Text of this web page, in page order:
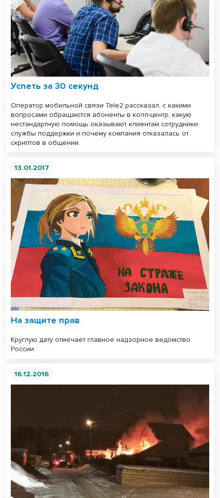
Успеть за 30 секунд
Оператор мобильной связи Tele2 рассказал, с какими
вопросами обращаются абоненты в колл-центр, какую
нестандартную помощь оказывают клиентам сотрудники
службы поддержки и почему компания отказалась от
скриптов в общении.
13.01.2017
На защите прав
Круглую дату отмечает главное надзорное ведомство
России
16.12.2016